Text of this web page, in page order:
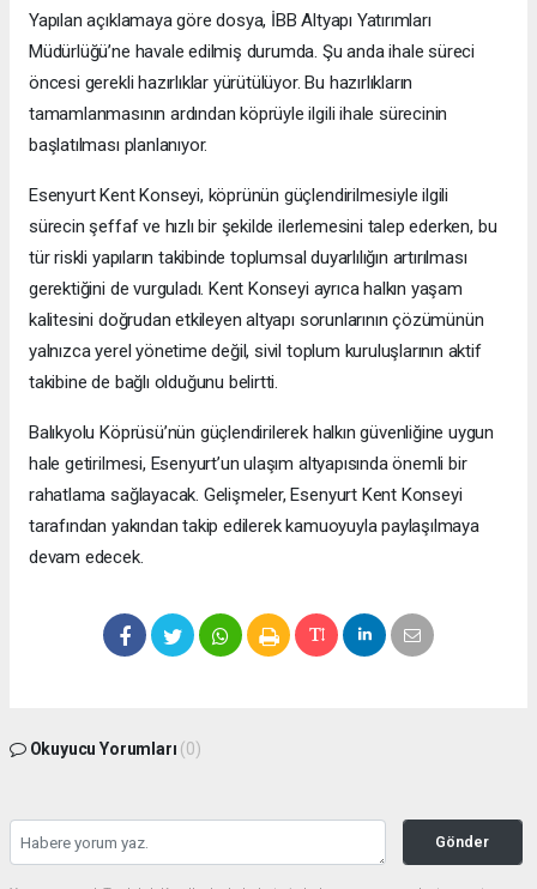
Yapılan açıklamaya göre dosya, İBB Altyapı Yatırımları
Müdürlüğü’ne havale edilmiş durumda. Şu anda ihale süreci
öncesi gerekli hazırlıklar yürütülüyor. Bu hazırlıkların
tamamlanmasının ardından köprüyle ilgili ihale sürecinin
başlatılması planlanıyor.
Esenyurt Kent Konseyi, köprünün güçlendirilmesiyle ilgili
sürecin şeffaf ve hızlı bir şekilde ilerlemesini talep ederken, bu
tür riskli yapıların takibinde toplumsal duyarlılığın artırılması
gerektiğini de vurguladı. Kent Konseyi ayrıca halkın yaşam
kalitesini doğrudan etkileyen altyapı sorunlarının çözümünün
yalnızca yerel yönetime değil, sivil toplum kuruluşlarının aktif
takibine de bağlı olduğunu belirtti.
Balıkyolu Köprüsü’nün güçlendirilerek halkın güvenliğine uygun
hale getirilmesi, Esenyurt’un ulaşım altyapısında önemli bir
rahatlama sağlayacak. Gelişmeler, Esenyurt Kent Konseyi
tarafından yakından takip edilerek kamuoyuyla paylaşılmaya
devam edecek.
Okuyucu Yorumları (0)
Gönder